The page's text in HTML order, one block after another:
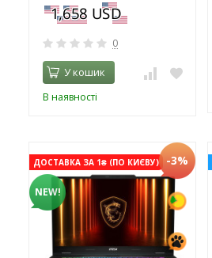
0
У кошик
В наявності
ДОСТАВКА ЗА 1₴ (ПО КИЄВУ)
NEW!
-3%